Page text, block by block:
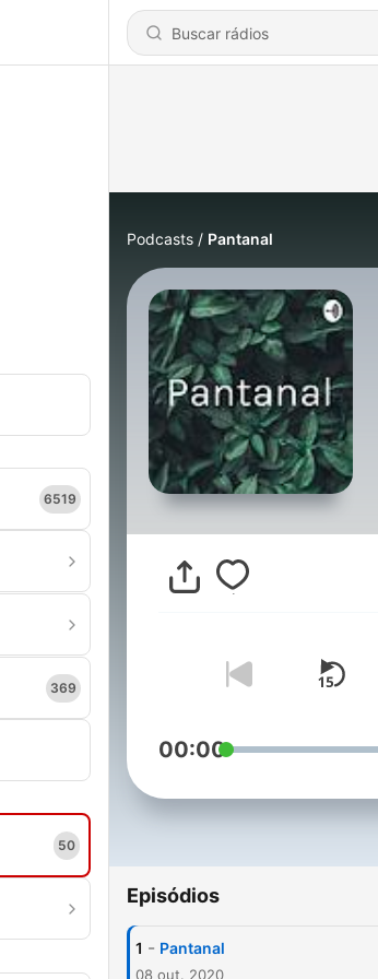
6519
369
50
Podcasts Pantanal
00:00
Episódios
1 - Pantanal
08 out. 2020